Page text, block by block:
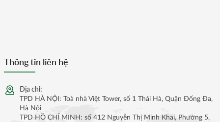
Thông tin liên hệ
Địa chỉ:
TPD HÀ NỘI: Toà nhà Việt Tower, số 1 Thái Hà, Quận Đống Đa,
Hà Nội
TPD HỒ CHÍ MINH: số 412 Nguyễn Thị Minh Khai, Phường 5,